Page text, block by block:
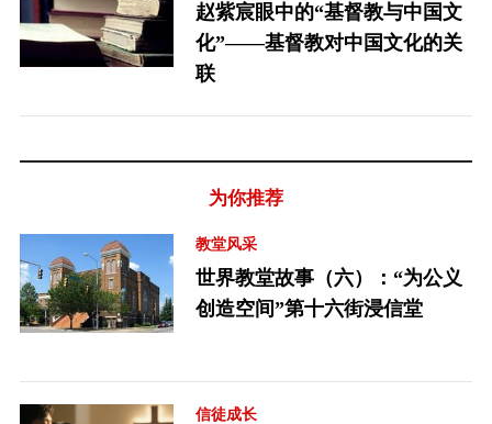
赵紫宸眼中的“基督教与中国文
化”——基督教对中国文化的关
联
为你推荐
教堂风采
世界教堂故事（六）：“为公义
创造空间”第十六街浸信堂
信徒成长